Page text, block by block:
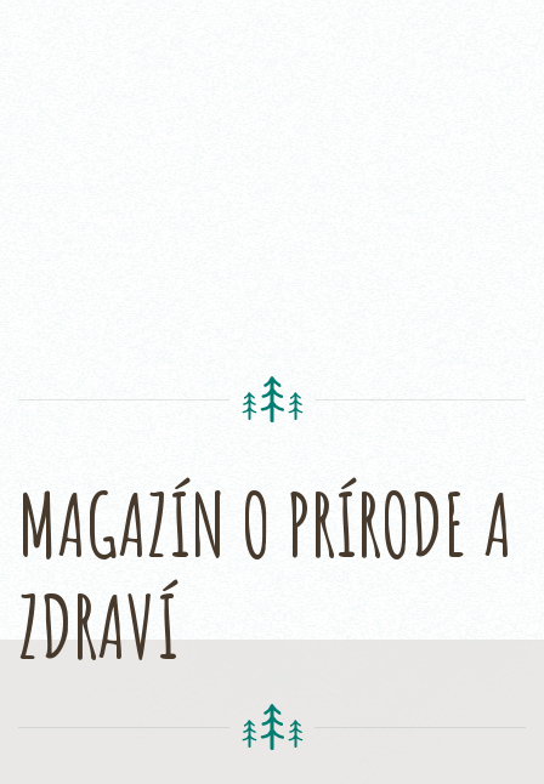
MAGAZÍN O PRÍRODE A
ZDRAVÍ